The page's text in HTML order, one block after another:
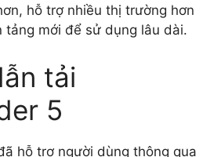
hỗ trợ nhiều thị trường hơn
tảng mới để sử dụng lâu dài.
tải
5
hỗ trợ người dùng thông qua